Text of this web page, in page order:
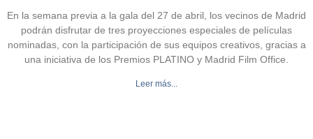
En la semana previa a la gala del 27 de abril, los vecinos de Madrid
podrán disfrutar de tres proyecciones especiales de películas
nominadas, con la participación de sus equipos creativos, gracias a
una iniciativa de los Premios PLATINO y Madrid Film Office.
Leer más...